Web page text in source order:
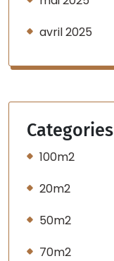
avril 2025
Categories
100m2
20m2
50m2
70m2